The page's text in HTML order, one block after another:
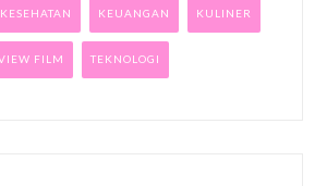
KESEHATAN KEUANGAN KULINER
FILM TEKNOLOGI